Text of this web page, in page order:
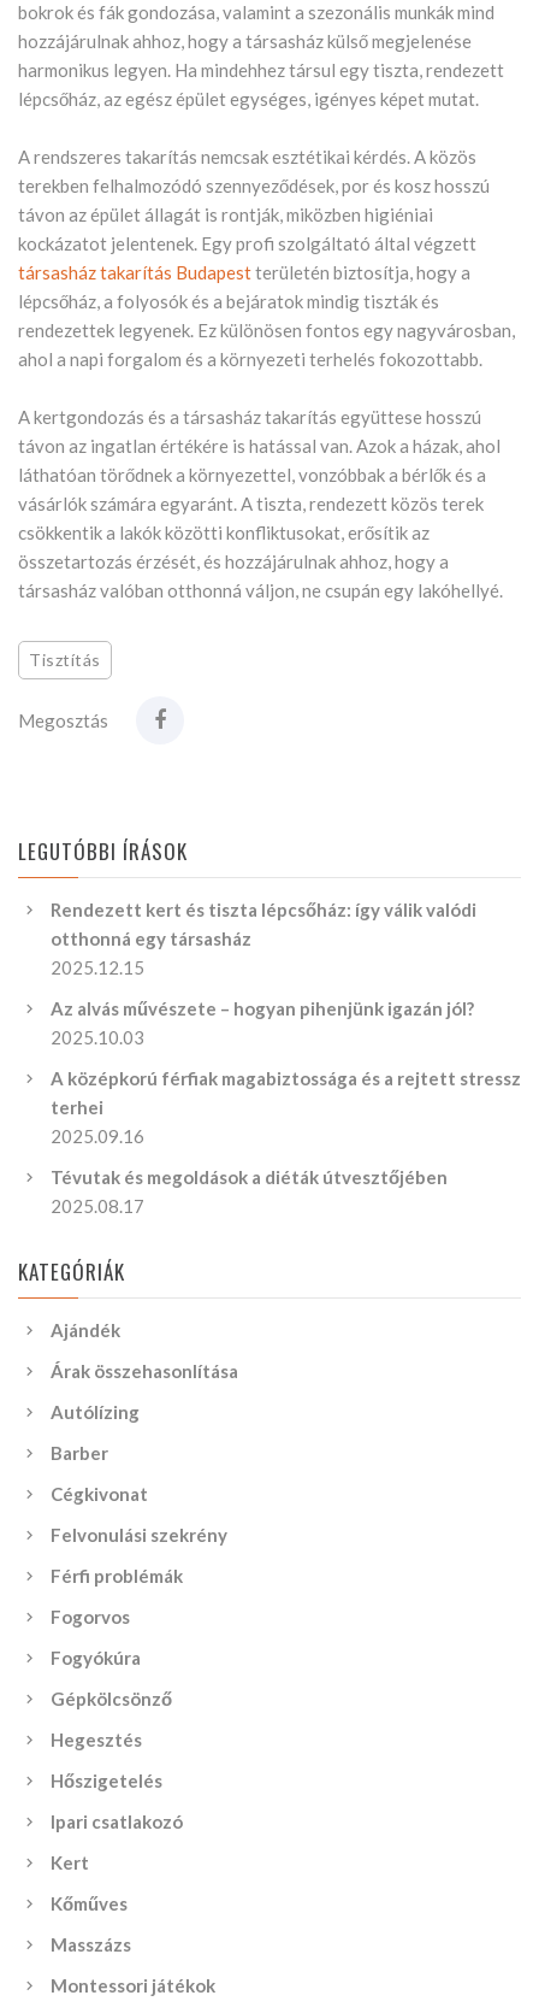
bokrok és fák gondozása, valamint a szezonális munkák mind
hozzájárulnak ahhoz, hogy a társasház külső megjelenése
harmonikus legyen. Ha mindehhez társul egy tiszta, rendezett
lépcsőház, az egész épület egységes, igényes képet mutat.
A rendszeres takarítás nemcsak esztétikai kérdés. A közös
terekben felhalmozódó szennyeződések, por és kosz hosszú
távon az épület állagát is rontják, miközben higiéniai
kockázatot jelentenek. Egy profi szolgáltató által végzett
társasház takarítás Budapestterületén biztosítja, hogy a
lépcsőház, a folyosók és a bejáratok mindig tiszták és
rendezettek legyenek. Ez különösen fontos egy nagyvárosban,
ahol a napi forgalom és a környezeti terhelés fokozottabb.
A kertgondozás és a társasház takarítás együttese hosszú
távon az ingatlan értékére is hatással van. Azok a házak, ahol
láthatóan törődnek a környezettel, vonzóbbak a bérlők és a
vásárlók számára egyaránt. A tiszta, rendezett közös terek
csökkentik a lakók közötti konfliktusokat, erősítik az
összetartozás érzését, és hozzájárulnak ahhoz, hogy a
társasház valóban otthonná váljon, ne csupán egy lakóhellyé.
Tisztítás
Megosztás
LEGUTÓBBI ÍRÁSOK
Rendezett kert és tiszta lépcsőház: így válik valódi
otthonná egy társasház
2025.12.15
Az alvás művészete – hogyan pihenjünk igazán jól?
2025.10.03
A középkorú férfiak magabiztossága és a rejtett stressz
terhei
2025.09.16
Tévutak és megoldások a diéták útvesztőjében
2025.08.17
KATEGÓRIÁK
Ajándék
Árak összehasonlítása
Autólízing
Barber
Cégkivonat
Felvonulási szekrény
Férfi problémák
Fogorvos
Fogyókúra
Gépkölcsönző
Hegesztés
Hőszigetelés
Ipari csatlakozó
Kert
Kőműves
Masszázs
Montessori játékok